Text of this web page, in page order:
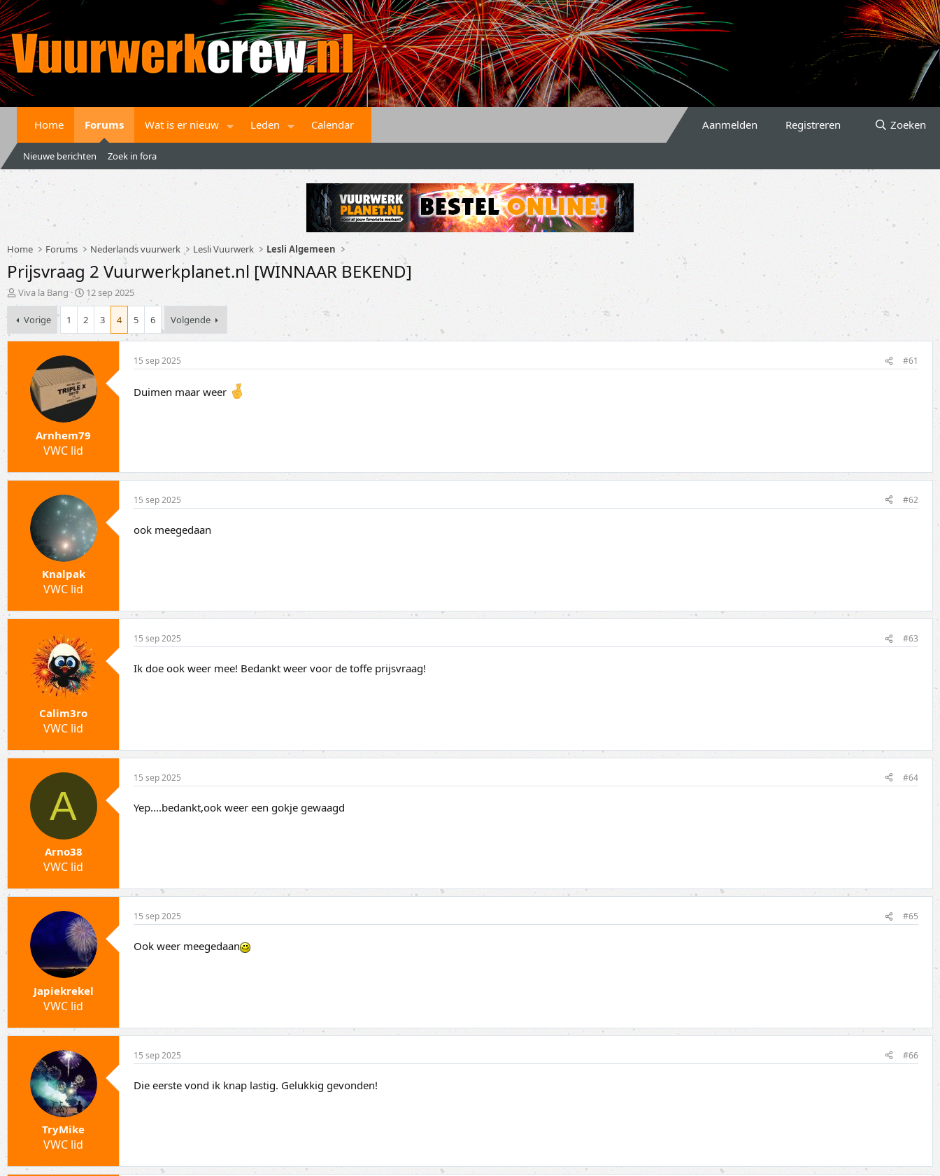
Home Forums Wat is er nieuw Leden Calendar Aanmelden Registreren Zoeken
Nieuwe berichten Zoek in fora
Home Forums Nederlands vuurwerk Lesli Vuurwerk Lesli Algemeen
Prijsvraag 2 Vuurwerkplanet.nl [WINNAAR BEKEND]
T
o
p
c
Viva la Bang
S
t
a
t
a
t
u
m
12 sep 2025
Vorige 1 2 3 4 5 6 Volgende
Arnhem79
VWC lid
15 sep 2025 #61
Duimen maar weer
Knalpak
VWC lid
15 sep 2025 #62
ook meegedaan
Calim3ro
VWC lid
15 sep 2025 #63
Ik doe ook weer mee! Bedankt weer voor de toffe prijsvraag!
A
Arno38
VWC lid
15 sep 2025 #64
Yep....bedankt,ook weer een gokje gewaagd
Japiekrekel
VWC lid
15 sep 2025 #65
Ook weer meegedaan
TryMike
VWC lid
15 sep 2025 #66
Die eerste vond ik knap lastig. Gelukkig gevonden!